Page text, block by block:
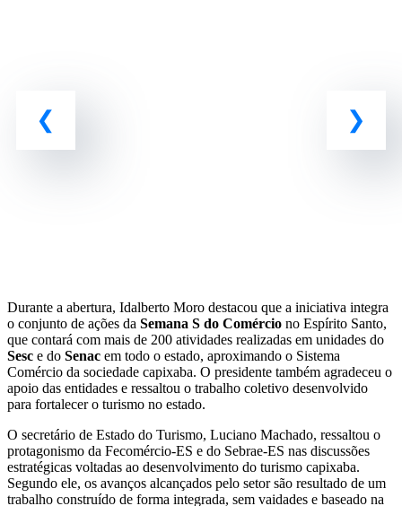
Durante a abertura, Idalberto Moro destacou que a iniciativa integra
o conjunto de ações da Semana S do Comércio no Espírito Santo,
que contará com mais de 200 atividades realizadas em unidades do
Sesc e do Senac em todo o estado, aproximando o Sistema
Comércio da sociedade capixaba. O presidente também agradeceu o
apoio das entidades e ressaltou o trabalho coletivo desenvolvido
para fortalecer o turismo no estado.
O secretário de Estado do Turismo, Luciano Machado, ressaltou o
protagonismo da Fecomércio-ES e do Sebrae-ES nas discussões
estratégicas voltadas ao desenvolvimento do turismo capixaba.
Segundo ele, os avanços alcançados pelo setor são resultado de um
trabalho construído de forma integrada, sem vaidades e baseado na